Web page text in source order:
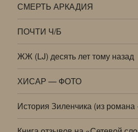
СМЕРТЬ АРКАДИЯ
ПОЧТИ Ч/Б
ЖЖ (LJ) десять лет тому назад
ХИСАР — ФОТО
История Зиленчика (из романа